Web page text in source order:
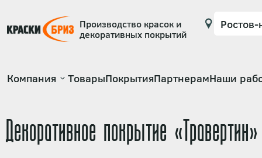
Производство красок и
декоративных покрытий
Основная
Компания ТоварыПокрытияПартнерамНаши
Декоративное покрытие «Травертин»